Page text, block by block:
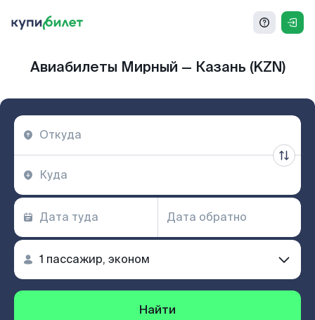
Авиабилеты Мирный — Казань (KZN)
Найти